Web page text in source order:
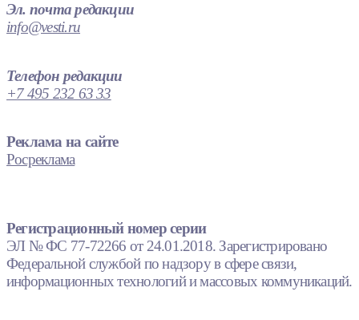
Эл. почта редакции
info@vesti.ru
Телефон редакции
+7 495 232 63 33
Реклама на сайте
Росреклама
Регистрационный номер серии
ЭЛ № ФС 77-72266 от 24.01.2018. Зарегистрировано
Федеральной службой по надзору в сфере связи,
информационных технологий и массовых коммуникаций.